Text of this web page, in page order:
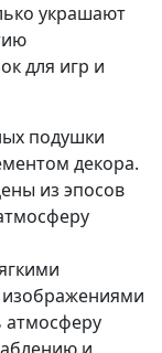
украшают
для игр и
подушки
декора.
из эпосов
атмосферу